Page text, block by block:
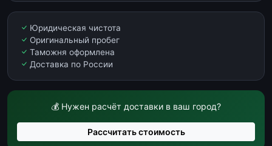
Юридическая чистота
Оригинальный пробег
Таможня оформлена
Доставка по России
💰 Нужен расчёт доставки в ваш город?
Рассчитать стоимость